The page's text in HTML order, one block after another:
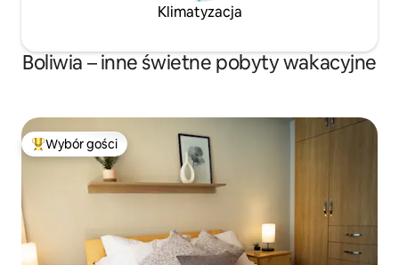
Klimatyzacja
Boliwia – inne świetne pobyty wakacyjne
Najpopularniejsze z kategorii Wybór gości
Wybór gości